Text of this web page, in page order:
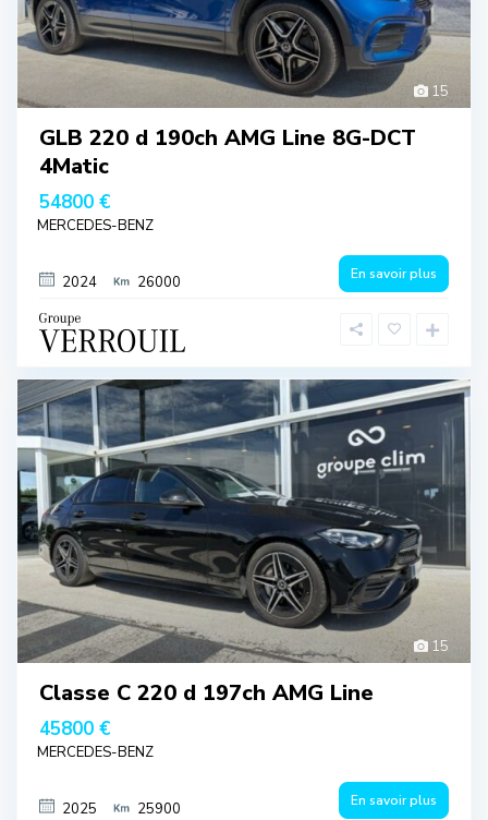
15
GLB 220 d 190ch AMG Line 8G-DCT
4Matic
54800 €
MERCEDES-BENZ
2024 26000 En savoir plus
15
Classe C 220 d 197ch AMG Line
45800 €
MERCEDES-BENZ
2025 25900 En savoir plus